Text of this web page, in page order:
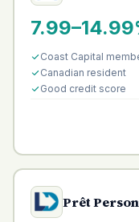
Coast Capital
Canadian resident
Good credit score
Prêt